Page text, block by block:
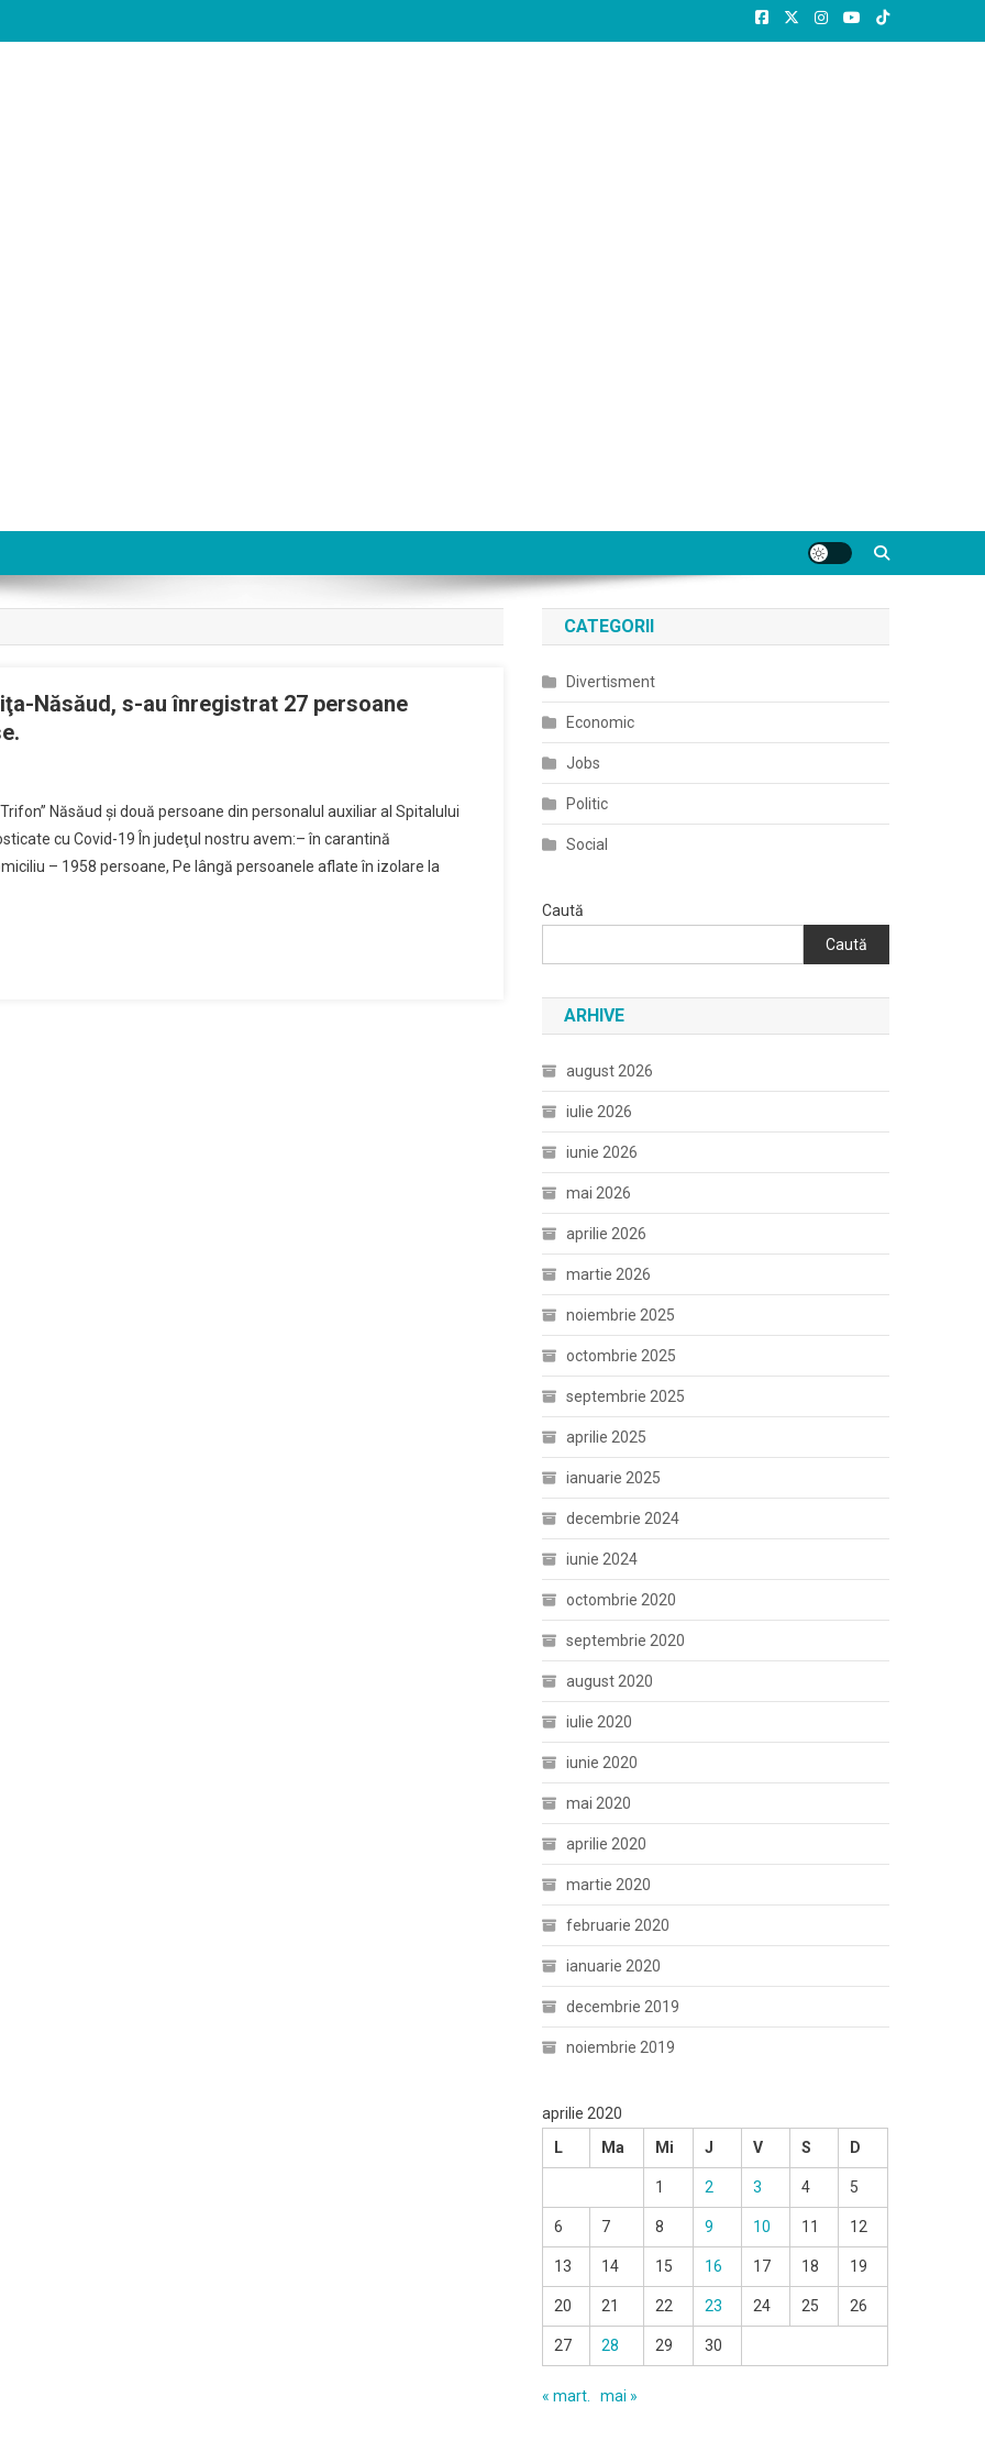
Năsăud, s-au înregistrat 27 persoane
Năsăud şi două persoane din personalul auxiliar al Spitalului
cu Covid-19 În judeţul nostru avem:– în carantină
– 1958 persoane, Pe lângă persoanele aflate în izolare la
CATEGORII
Divertisment
Economic
Jobs
Politic
Social
Caută
Caută
ARHIVE
august 2026
iulie 2026
iunie 2026
mai 2026
aprilie 2026
martie 2026
noiembrie 2025
octombrie 2025
septembrie 2025
aprilie 2025
ianuarie 2025
decembrie 2024
iunie 2024
octombrie 2020
septembrie 2020
august 2020
iulie 2020
iunie 2020
mai 2020
aprilie 2020
martie 2020
februarie 2020
ianuarie 2020
decembrie 2019
noiembrie 2019
aprilie 2020
L
Ma Mi J V S D
1 2 3 4 5
6 7 8 9 10 11 12
13 14 15 16 17 18 19
20 21 22 23 24 25 26
27 28 29 30
« mart. mai »